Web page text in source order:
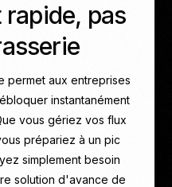
pas
permet aux entreprises
instantanément
vous gériez vos flux
prépariez à un pic
simplement besoin
solution d'avance de